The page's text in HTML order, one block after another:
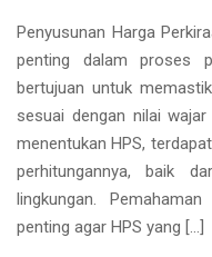
Penyusunan Harga
penting dalam proses
bertujuan untuk
sesuai dengan nilai
menentukan HPS,
perhitungannya, baik
lingkungan.
penting agar HPS yang […]